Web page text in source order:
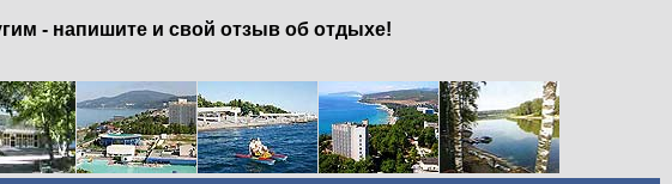
- напишите и свой отзыв об отдыхе!